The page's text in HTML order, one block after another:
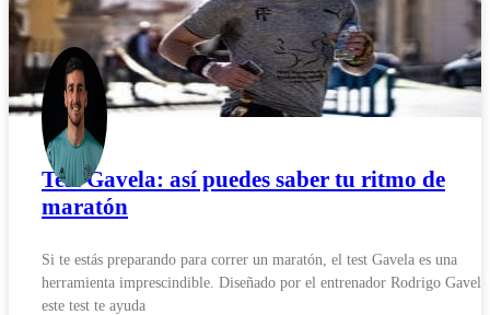
Test Gavela: así puedes saber tu ritmo de
maratón
Si te estás preparando para correr un maratón, el test Gavela es una
herramienta imprescindible. Diseñado por el entrenador Rodrigo
este test te ayuda